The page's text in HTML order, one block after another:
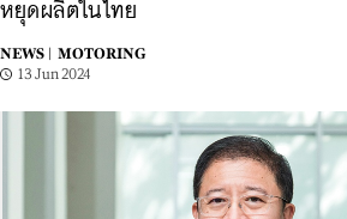
หยุดผลิตในไทย
NEWS |
MOTORING
13 Jun 2024